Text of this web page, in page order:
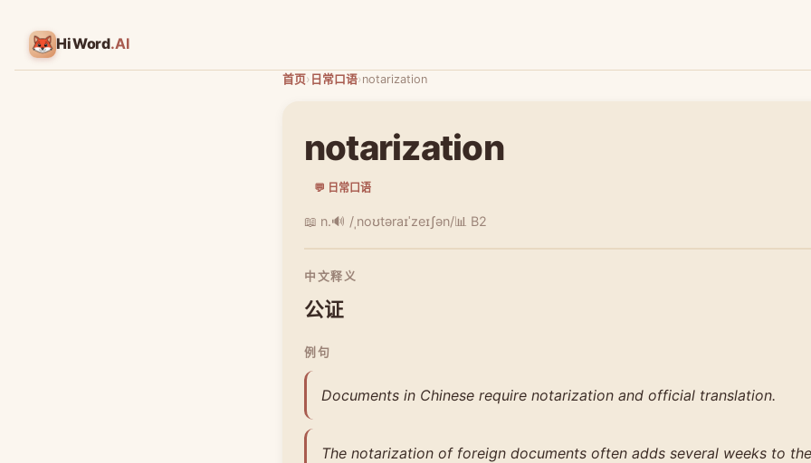
HiWord.AI
首页› 日常口语›notarization
notarization
💬 日常口语
📖 n.🔊 /ˌnoʊtəraɪˈzeɪʃən/📊 B2
中文释义
公证
例句
Documents in Chinese require notarization and official translation.
The notarization of foreign documents often adds several weeks to